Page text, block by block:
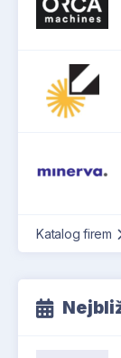
Katalog firem